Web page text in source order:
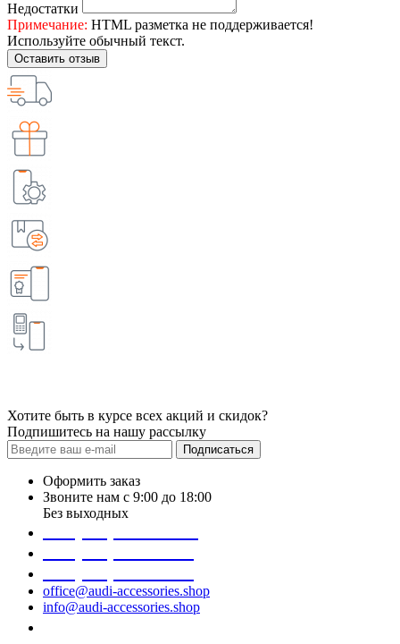
Недостатки
Примечание: HTML разметка не поддерживается!
Используйте обычный текст.
Оставить отзыв
Хотите быть в курсе всех акций и скидок?
Подпишитесь на нашу рассылку
Подписаться
Оформить заказ
Звоните нам с 9:00 до 18:00
Без выходных
office@audi-accessories.shop
info@audi-accessories.shop